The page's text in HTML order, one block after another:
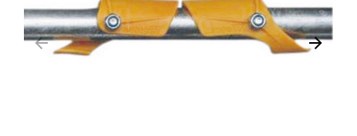
Zurück
arrow_backward Weiter
arrow_forward